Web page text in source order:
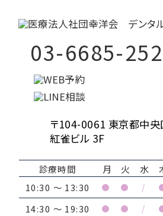
03-6685-
〒104-0061 東京都中
紅雀ビル 3F
診療時間 月 火 水
10:30 ～ 13:30
● ● /
14:30 ～ 19:30 ● ● /